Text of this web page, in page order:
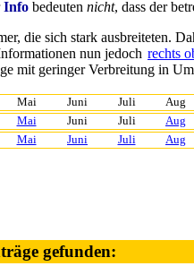
Info bedeuten nicht, dass der
die sich stark ausbreiteten.
nun jedoch rechts
mit geringer Verbreitung in
Mai Juni Juli Aug
Mai Juni Juli Aug
Mai Juni Juli Aug
gefunden: